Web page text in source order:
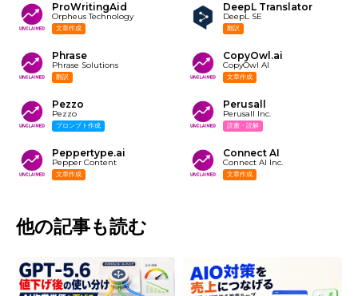
ProWritingAid
Orpheus Technology
文章作成
DeepL Translator
DeepL SE
翻訳
Phrase
Phrase Solutions
翻訳
CopyOwl.ai
CopyOwl AI
文章作成
Pezzo
Pezzo
プロンプト作成
Perusall
Perusall Inc.
読書・読解
Peppertype.ai
Pepper Content
文章作成
Connect AI
Connect AI Inc.
文章作成
他の記事も読む